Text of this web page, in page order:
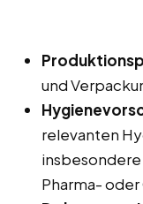
und
relevanten
Pharma-